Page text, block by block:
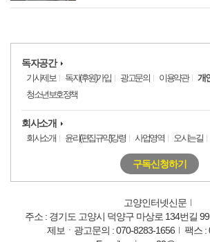
독자공간
기사제보 독자(후원)가입 광고문의 이용약관
개
청소년보호정책
회사소개
회사소개 윤리(편집규약)강령 사업영역 오시는길
구독신청하기
고양인터넷신문
주소 : 경기도 고양시 덕양구 마상로 134번길
제보ㆍ광고문의 : 070-8283-1656
팩스 :